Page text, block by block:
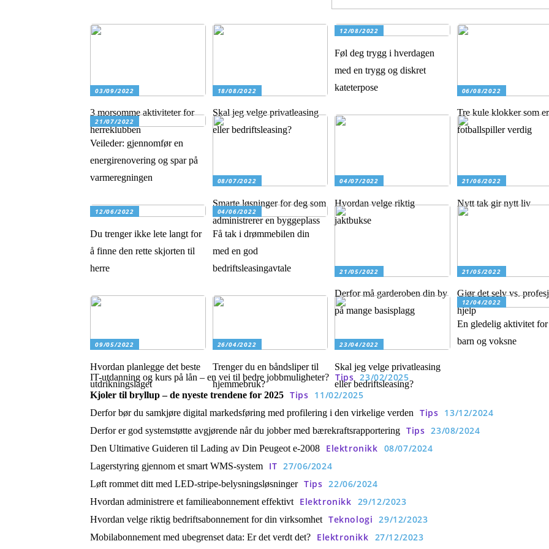
03/09/2022
3 morsomme aktiviteter for
herreklubben
18/08/2022
Skal jeg velge privatleasing
eller bedriftsleasing?
12/08/2022
Føl deg trygg i hverdagen
med en trygg og diskret
kateterpose
06/08/2022
Tre kule klokker som
fotballspiller verdig
21/07/2022
Veileder: gjennomfør en
energirenovering og spar på
varmeregningen
08/07/2022
Smarte løsninger for deg som
administrerer en byggeplass
04/07/2022
Hvordan velge riktig
jaktbukse
21/06/2022
Nytt tak gir nytt liv
12/06/2022
Du trenger ikke lete langt for
å finne den rette skjorten til
herre
04/06/2022
Få tak i drømmebilen din
med en god
bedriftsleasingavtale
21/05/2022
Derfor må garderoben din by
på mange basisplagg
21/05/2022
Gjør det selv vs.
hjelp
09/05/2022
Hvordan planlegge det beste
utdrikningslaget
26/04/2022
Trenger du en båndsliper til
hjemmebruk?
23/04/2022
Skal jeg velge privatleasing
eller bedriftsleasing?
12/04/2022
En gledelig aktivitet for
barn og voksne
IT-utdanning og kurs på lån – en vei til bedre jobbmuligheter? Tips 23/02/2025
Kjoler til bryllup – de nyeste trendene for 2025 Tips 11/02/2025
Derfor bør du samkjøre digital markedsføring med profilering i den virkelige verden Tips 13/12/2024
Derfor er god systemstøtte avgjørende når du jobber med bærekraftsrapportering Tips 23/08/2024
Den Ultimative Guideren til Lading av Din Peugeot e-2008 Elektronikk 08/07/2024
Lagerstyring gjennom et smart WMS-system IT 27/06/2024
Løft rommet ditt med LED-stripe-belysningsløsninger Tips 22/06/2024
Hvordan administrere et familieabonnement effektivt Elektronikk 29/12/2023
Hvordan velge riktig bedriftsabonnement for din virksomhet Teknologi 29/12/2023
Mobilabonnement med ubegrenset data: Er det verdt det? Elektronikk 27/12/2023